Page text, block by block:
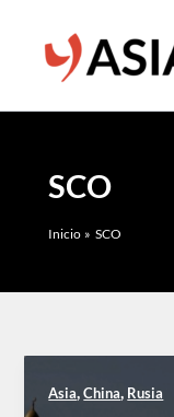
contenido
SCO
Inicio SCO
Asia,China, Rusia